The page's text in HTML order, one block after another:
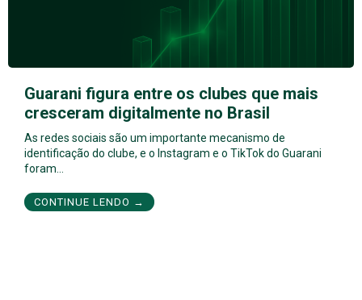
Guarani figura entre os clubes que mais
cresceram digitalmente no Brasil
As redes sociais são um importante mecanismo de
identificação do clube, e o Instagram e o TikTok do Guarani
foram…
CONTINUE LENDO →